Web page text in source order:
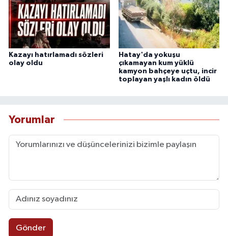
Kazayı hatırlamadı sözleri
olay oldu
Hatay'da yokuşu
çıkamayan kum yüklü
kamyon bahçeye uçtu, incir
toplayan yaşlı kadın öldü
Yorumlar
Gönder